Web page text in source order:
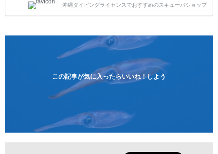
1人様から気軽にご参加ください。 全てのコースで高
画質の記念撮影&水中撮影付きです。初心者の方やダ
ンペーン！！￥16800 ￥11800(税込) 器材 / 送迎 / 保
険 / 全て込み ダイビングがはじめての方や初心者でも
気軽に体験できる半日のコース。沖縄本島のビーチか
らのんびりダイビングを楽しめます...
沖縄ダイビングライセンスでおすすめのスキューバショップ
この記事が気に入ったらいいね！しよう